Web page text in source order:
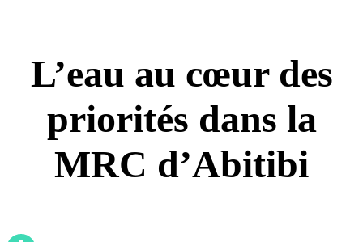
L’eau au cœur des
priorités dans la
MRC d’Abitibi